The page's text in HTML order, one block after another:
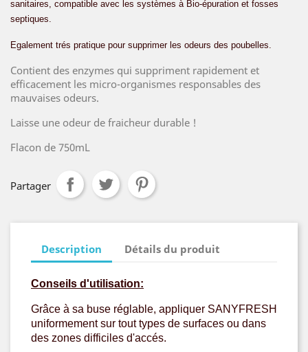
sanitaires, compatible avec les systèmes à Bio-épuration et fosses
septiques.
Egalement trés pratique pour supprimer les odeurs des poubelles.
Contient des enzymes qui suppriment rapidement et
efficacement les micro-organismes responsables des
mauvaises odeurs.
Laisse une odeur de fraicheur durable !
Flacon de 750mL
Partager
Description Détails du produit
Conseils d'utilisation:
Grâce à sa buse réglable, appliquer SANYFRESH
uniformement sur tout types de surfaces ou dans
des zones difficiles d'accés.